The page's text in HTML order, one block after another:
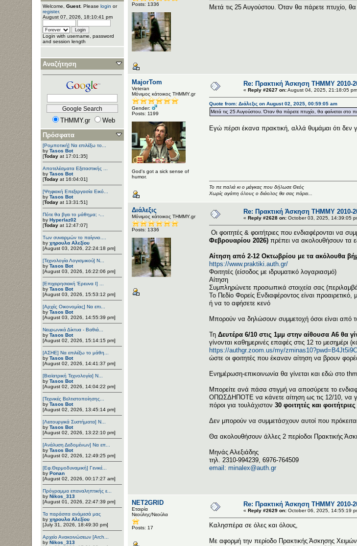
Welcome, Guest. Please login or
register.
August 07, 2026, 18:10:41 pm
Login with username, password
and session length
Αναζήτηση
THMMY.gr
Web
Πρόσφατα
[Ρομποτική] Να επιλέξω το...
by Tasos Bot
[Today at 17:01:35]
Αποτελέσματα Εξεταστικής ...
by Tasos Bot
[Today at 16:04:01]
[Ψηφιακή Επεξεργασία Εικό...
by Tasos Bot
[Today at 13:31:51]
Πότε θα βγει το μάθημα; -...
by Hyperlaz02
[Today at 12:47:07]
Των συνειρμών το παίγνιο....
by χηρουλα Αλεξίου
[August 03, 2026, 22:24:18 pm]
[Τεχνολογία Λογισμικού] Ν...
by Tasos Bot
[August 03, 2026, 16:22:06 pm]
[Επιχειρησιακή Έρευνα Ι] ...
by Tasos Bot
[August 03, 2026, 15:53:12 pm]
[Αρχές Οικονομίας] Να επι...
by Tasos Bot
[August 03, 2026, 14:55:39 pm]
Νευρωνικά Δίκτυα - Βαθιά...
by Tasos Bot
[August 02, 2026, 15:14:15 pm]
[ΑΣΗΕ] Να επιλέξω το μάθη...
by Tasos Bot
[August 02, 2026, 14:41:37 pm]
[Βιοϊατρική Τεχνολογία] Ν...
by Tasos Bot
[August 02, 2026, 14:04:22 pm]
[Τεχνικές Βελτιστοποίησης...
by Tasos Bot
[August 02, 2026, 13:45:14 pm]
[Λειτουργικά Συστήματα] Ν...
by Tasos Bot
[August 02, 2026, 13:22:10 pm]
[Ανάλυση Δεδομένων] Να επ...
by Tasos Bot
[August 02, 2026, 12:49:25 pm]
[Εφ.Θερμοδυναμική] Γενικέ...
by Ponan
[August 02, 2026, 00:17:27 am]
Πρόγραμμα επαναληπτικής ε...
by Nikos_313
[August 01, 2026, 22:47:39 pm]
Τα παράσιτα ανάμεσά μας
by χηρουλα Αλεξίου
[July 31, 2026, 18:49:30 pm]
Αρχείο Ανακοινώσεων [Arch...
by Nikos_313
Posts: 1336 Μετά τις 25 Αυγούστου. Όταν θα πάρετε πτυχίο,
MajorTom
Veteran
Μόνιμος κάτοικος ΤΗΜΜΥ.gr
Gender:
Posts: 1199
God's got a sick sense of
humor.
Re: Πρακτική Άσκηση ΤΗΜΜΥ 2010-
« Reply #2627 on:August 04, 2025, 21:18:05
Quote from: Διάλεξις on August 02, 2025, 00:59:05 am
Μετά τις 25 Αυγούστου. Όταν θα πάρετε πτυχίο, θα φαίνεται στο
Εγώ πέρσι έκανα πρακτική, αλλά θυμάμαι ότι δεν
Το πε παλιά κι ο μάγκας που δήλωσε Θεός
Χωρίς αγάπη όλους ο διάολος θα σας πάρει...
Διάλεξις
Μόνιμος κάτοικος ΤΗΜΜΥ.gr
Posts: 1336
Re: Πρακτική Άσκηση ΤΗΜΜΥ 2010-
« Reply #2628 on: October 03, 2025, 14:39:05
Οι φοιτητές & φοιτήτριες που ενδιαφέρονται να
Φεβρουαρίου 2026) πρέπει να ακολουθήσουν τα
Αίτηση από 2-12 Οκτωβρίου με τα ακόλουθα
https://www.praktiki.auth.gr/
Φοιτητές (είσοδος με ιδρυματικό λογαριασμό)
Αίτηση
Συμπληρώνετε προσωπικά στοιχεία σας
Το Πεδίο Φορείς Ενδιαφέροντος είναι
ή να το αφήσετε κενό
Μπορούν να δηλώσουν συμμετοχή όσοι είναι από
Τη Δευτέρα 6/10 στις 1μμ στην αίθουσα Α6 θα
γίνονται καθημερινές επαφές στις 12 το
https://authgr.zoom.us/my/
ώστε οι φοιτητές που έκαναν αίτηση να βρουν
Ενημέρωση-επικοινωνία θα γίνεται και εδώ στο
Μπορείτε ανά πάσα στιγμή να αποσύρετε το
ΟΠΩΣΔΗΠΟΤΕ να κάνετε αίτηση ως τις 12/10, να
πόροι για τουλάχιστον 30 φοιτητές και φοιτήτριες
Δεν μπορούν να συμμετάσχουν αυτοί που
Θα ακολουθήσουν άλλες 2 περίοδοι Πρακτικής
Μηνάς Αλεξιάδης
τηλ. 2310-994239, 6976-764509
email: minalex@auth.gr
NET2GRID
Εταιρία
Νεούλης/Νεούλα
Posts: 17
Re: Πρακτική Άσκηση ΤΗΜΜΥ 2010-
« Reply #2629 on: October 06, 2025, 14:55:19
Καλησπέρα σε όλες και όλους,
Με αφορμή την περίοδο Πρακτικής Άσκησης